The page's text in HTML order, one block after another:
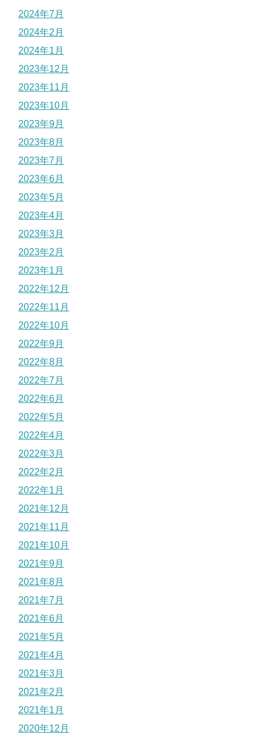
2024年7月
2024年2月
2024年1月
2023年12月
2023年11月
2023年10月
2023年9月
2023年8月
2023年7月
2023年6月
2023年5月
2023年4月
2023年3月
2023年2月
2023年1月
2022年12月
2022年11月
2022年10月
2022年9月
2022年8月
2022年7月
2022年6月
2022年5月
2022年4月
2022年3月
2022年2月
2022年1月
2021年12月
2021年11月
2021年10月
2021年9月
2021年8月
2021年7月
2021年6月
2021年5月
2021年4月
2021年3月
2021年2月
2021年1月
2020年12月